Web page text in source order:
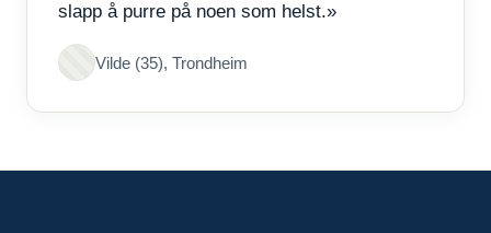
slapp å purre på noen som helst.»
Vilde (35), Trondheim